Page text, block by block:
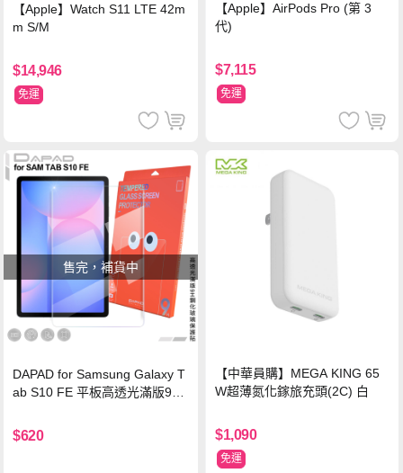
【Apple】Watch S11 LTE 42m
m S/M
$14,946
免運
【Apple】AirPods Pro (第 3
代)
$7,115
免運
售完，補貨中
DAPAD for Samsung Galaxy T
ab S10 FE 平板高透光滿版9H
$620
【中華員購】MEGA KING 65
W超薄氮化鎵旅充頭(2C) 白
$1,090
免運